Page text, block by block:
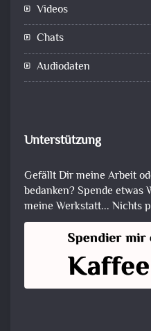
Videos
Chats
Audiodaten
Unterstützung
Gefällt Dir meine Arbeit
bedanken? Spende etwas
meine Werkstatt... Nichts